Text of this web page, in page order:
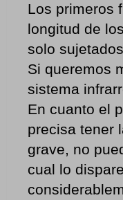
Los primeros
longitud de
solo
Si queremos
sistema
En cuanto el
precisa tener
grave, no
cual lo